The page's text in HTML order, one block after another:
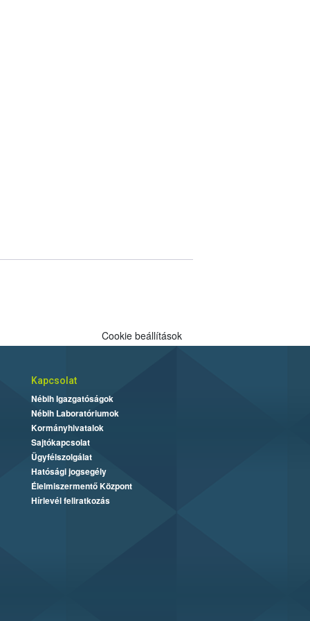
Cookie beállítások
Kapcsolat
Nébih Igazgatóságok
Nébih Laboratóriumok
Kormányhivatalok
Sajtókapcsolat
Ügyfélszolgálat
Hatósági jogsegély
Élelmiszermentő Központ
Hírlevél feliratkozás